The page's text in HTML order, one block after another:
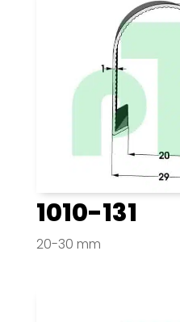
1010-131
20-30 mm